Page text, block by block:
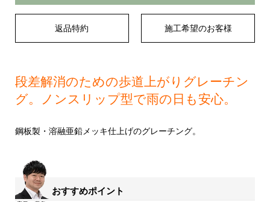
返品特約 施工希望のお客様
段差解消のための歩道上がりグレーチン
グ。ノンスリップ型で雨の日も安心。
鋼板製・溶融亜鉛メッキ仕上げのグレーチング。
おすすめポイント